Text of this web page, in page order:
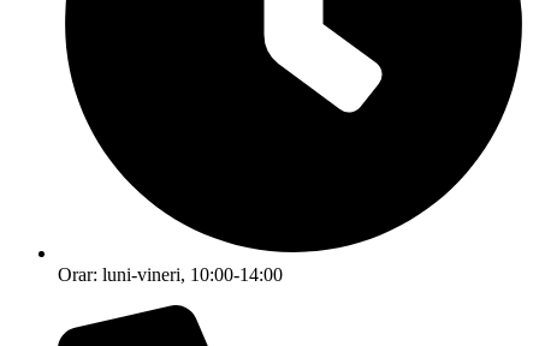
Orar: luni-vineri, 10:00-14:00